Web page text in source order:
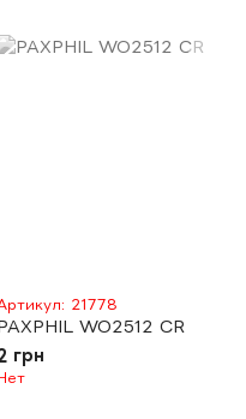
21778
WO2512 CR
грн